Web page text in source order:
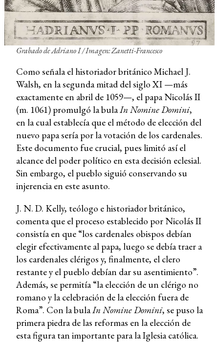
Grabado de Adriano I / Imagen: Zanetti-Francesco
Como señala el historiador británico Michael J.
Walsh, en la segunda mitad del siglo XI —más
exactamente en abril de 1059—, el papa Nicolás II
(m. 1061) promulgó la bulaIn Nomine Domini,
en la cual establecía que el método de elección del
nuevo papa sería por la votación de los cardenales.
Este documento fue crucial, pues limitó así el
alcance del poder político en esta decisión eclesial.
Sin embargo, el pueblo siguió conservando su
injerencia en este asunto.
J. N. D. Kelly, teólogo e historiador británico,
comenta que el proceso establecido por Nicolás II
consistía en que “los cardenales obispos debían
elegir efectivamente al papa, luego se debía traer a
los cardenales clérigos y, finalmente, el clero
restante y el pueblo debían dar su asentimiento”.
Además, se permitía “la elección de un clérigo no
romano y la celebración de la elección fuera de
Roma”. Con la bulaIn Nomine Domini, se puso la
primera piedra de las reformas en la elección de
esta figura tan importante para la Iglesia católica.